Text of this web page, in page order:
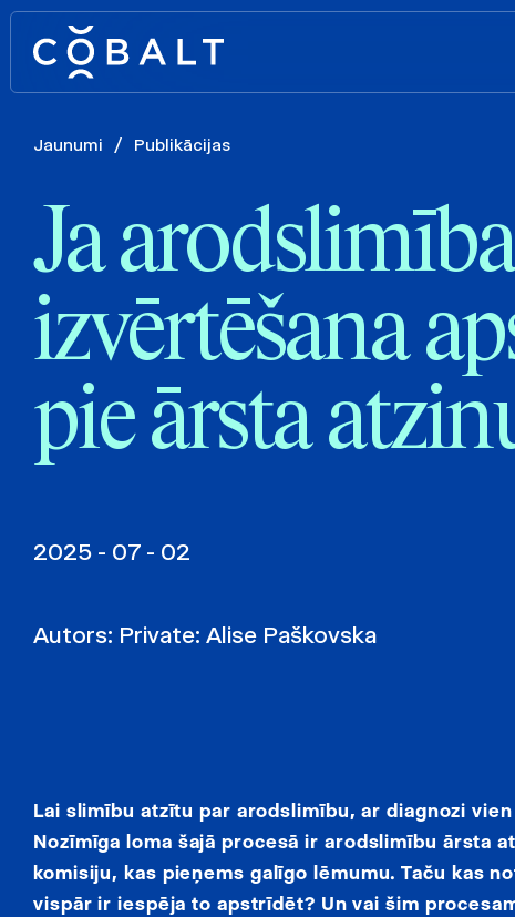
Jaunumi / Publikācijas
Ja
izvērtēšana
pie ārsta
2025 - 07 - 02
Autors: Private: Alise Paškovska
Lai slimību atzītu par arodslimību, ar diagnozi
Nozīmīga loma šajā procesā ir arodslimību ārsta
komisiju, kas pieņems galīgo lēmumu. Taču kas
vispār ir iespēja to apstrīdēt? Un vai šim